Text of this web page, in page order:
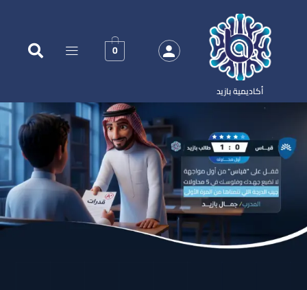
أكاديمية بازيد
0